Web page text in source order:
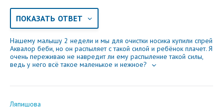
ПОКАЗАТЬ ОТВЕТ
Нашему малышу 2 недели и мы для очистки носика купили спрей
Аквалор беби, но он распыляет с такой силой и ребёнок плачет. Я
очень переживаю не навредит ли ему распыление такой силы,
ведь у него всё такое маленькое и нежное?
Ляпишова